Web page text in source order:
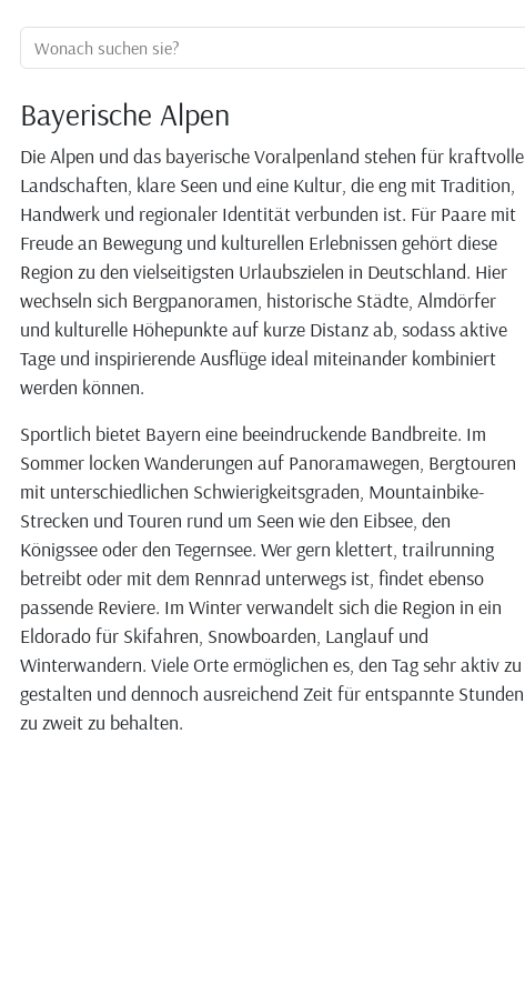
Ortssuche:
Bayerische Alpen
Die Alpen und das bayerische Voralpenland stehen für kraftvolle
Landschaften, klare Seen und eine Kultur, die eng mit Tradition,
Handwerk und regionaler Identität verbunden ist. Für Paare mit
Freude an Bewegung und kulturellen Erlebnissen gehört diese
Region zu den vielseitigsten Urlaubszielen in Deutschland. Hier
wechseln sich Bergpanoramen, historische Städte, Almdörfer
und kulturelle Höhepunkte auf kurze Distanz ab, sodass aktive
Tage und inspirierende Ausflüge ideal miteinander kombiniert
werden können.
Sportlich bietet Bayern eine beeindruckende Bandbreite. Im
Sommer locken Wanderungen auf Panoramawegen, Bergtouren
mit unterschiedlichen Schwierigkeitsgraden, Mountainbike-
Strecken und Touren rund um Seen wie den Eibsee, den
Königssee oder den Tegernsee. Wer gern klettert, trailrunning
betreibt oder mit dem Rennrad unterwegs ist, findet ebenso
passende Reviere. Im Winter verwandelt sich die Region in ein
Eldorado für Skifahren, Snowboarden, Langlauf und
Winterwandern. Viele Orte ermöglichen es, den Tag sehr aktiv zu
gestalten und dennoch ausreichend Zeit für entspannte Stunden
zu zweit zu behalten.